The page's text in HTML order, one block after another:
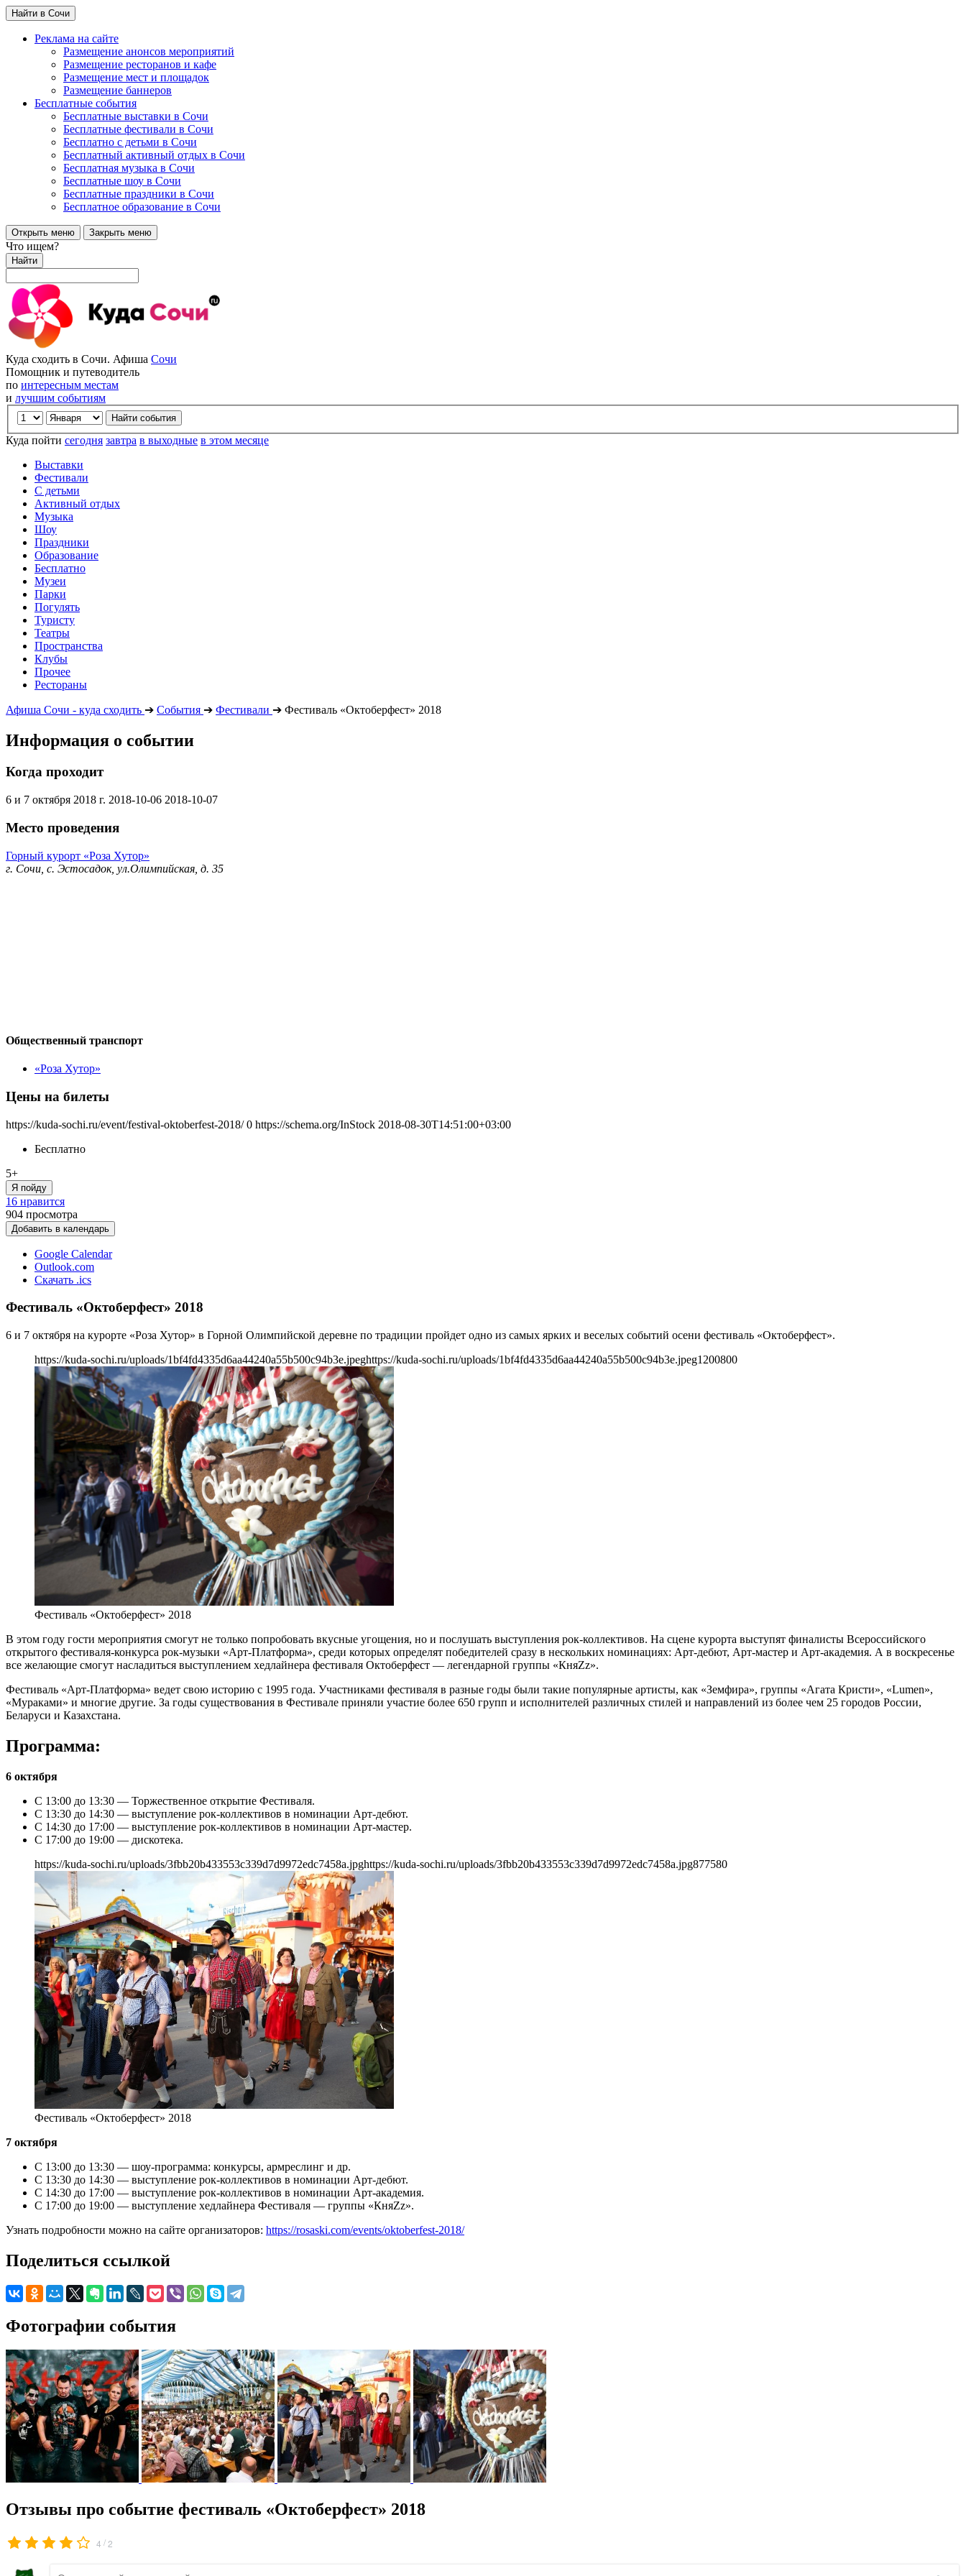
Найти в Сочи
Реклама на сайте
Размещение анонсов мероприятий
Размещение ресторанов и кафе
Размещение мест и площадок
Размещение баннеров
Бесплатные события
Бесплатные выставки в Сочи
Бесплатные фестивали в Сочи
Бесплатно с детьми в Сочи
Бесплатный активный отдых в Сочи
Бесплатная музыка в Сочи
Бесплатные шоу в Сочи
Бесплатные праздники в Сочи
Бесплатное образование в Сочи
Открыть меню Закрыть меню
Что ищем?
Найти
Куда сходить в Сочи. Афиша Сочи
Помощник и путеводитель
по интересным местам
и лучшим событиям
Куда пойти сегодня завтра в выходные в этом месяце
Выставки
Фестивали
С детьми
Активный отдых
Музыка
Шоу
Праздники
Образование
Бесплатно
Музеи
Парки
Погулять
Туристу
Театры
Пространства
Клубы
Прочее
Рестораны
Афиша Сочи - куда сходить ➔ События ➔ Фестивали ➔ Фестиваль «Октоберфест» 2018
Информация о событии
Когда проходит
6 и 7 октября 2018 г. 2018-10-06 2018-10-07
Место проведения
Горный курорт «Роза Хутор»
г. Сочи, с. Эстосадок, ул.Олимпийская, д. 35
Общественный транспорт
«Роза Хутор»
Цены на билеты
https://kuda-sochi.ru/event/festival-oktoberfest-2018/ 0 https://schema.org/InStock 2018-08-30T14:51:00+03:00
Бесплатно
5+
Я пойду
16 нравится
904 просмотра
Добавить в календарь
Google Calendar
Outlook.com
Скачать .ics
Фестиваль «Октоберфест» 2018
6 и 7 октября на курорте «Роза Хутор» в Горной Олимпийской деревне по традиции пройдет одно из самых ярких и веселых событий осени фестиваль «Октоберфест».
https://kuda-sochi.ru/uploads/1bf4fd4335d6aa44240a55b500c94b3e.jpeghttps://kuda-sochi.ru/uploads/1bf4fd4335d6aa44240a55b500c94b3e.jpeg1200800
Фестиваль «Октоберфест» 2018
В этом году гости мероприятия смогут не только попробовать вкусные угощения, но и послушать выступления рок-коллективов. На сцене курорта выступят финалисты Всероссийского
открытого фестиваля-конкурса рок-музыки «Арт-Платформа», среди которых определят победителей сразу в нескольких номинациях: Aрт-дебют, Арт-мастер и Арт-академия. А в воскресенье
все желающие смогут насладиться выступлением хедлайнера фестиваля Октоберфест — легендарной группы «КняZz».
Фестиваль «Арт-Платформа» ведет свою историю с 1995 года. Участниками фестиваля в разные годы были такие популярные артисты, как «Земфира», группы «Агата Кристи», «Lumen»,
«Мураками» и многие другие. За годы существования в Фестивале приняли участие более 650 групп и исполнителей различных стилей и направлений из более чем 25 городов России,
Беларуси и Казахстана.
Программа:
6 октября
С 13:00 до 13:30 — Торжественное открытие Фестиваля.
С 13:30 до 14:30 — выступление рок-коллективов в номинации Арт-дебют.
С 14:30 до 17:00 — выступление рок-коллективов в номинации Арт-мастер.
С 17:00 до 19:00 — дискотека.
https://kuda-sochi.ru/uploads/3fbb20b433553c339d7d9972edc7458a.jpghttps://kuda-sochi.ru/uploads/3fbb20b433553c339d7d9972edc7458a.jpg877580
Фестиваль «Октоберфест» 2018
7 октября
С 13:00 до 13:30 — шоу-программа: конкурсы, армреслинг и др.
С 13:30 до 14:30 — выступление рок-коллективов в номинации Арт-дебют.
С 14:30 до 17:00 — выступление рок-коллективов в номинации Арт-академия.
С 17:00 до 19:00 — выступление хедлайнера Фестиваля — группы «КняZz».
Узнать подробности можно на сайте организаторов: https://rosaski.com/events/oktoberfest-2018/
Поделиться ссылкой
Фотографии события
Отзывы про событие фестиваль «Октоберфест» 2018
4 /2